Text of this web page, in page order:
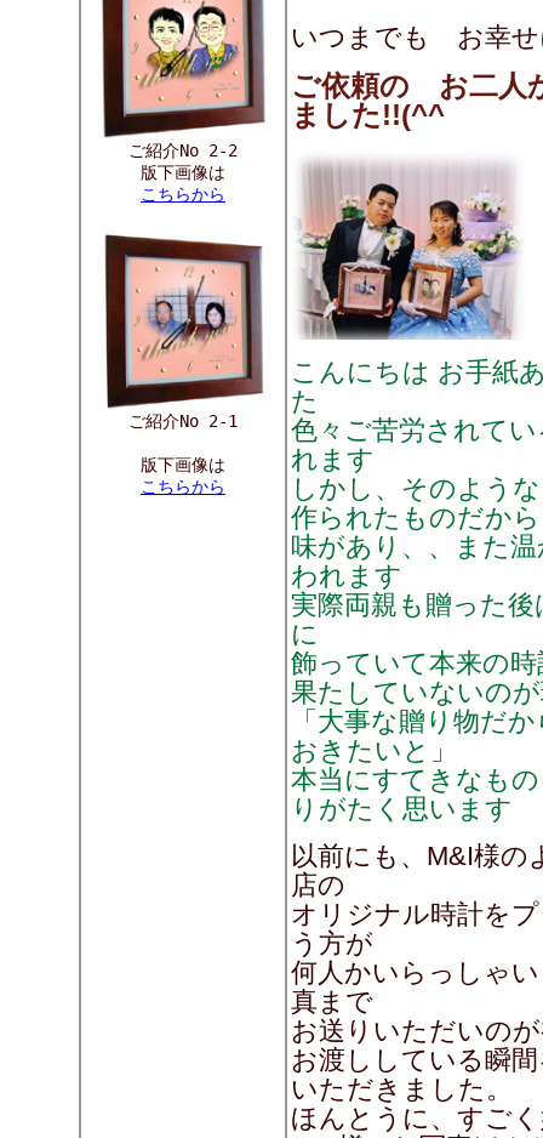
ご紹介No 2-2
版下画像は
こちらから
ご紹介No 2-1
版下画像は
こちらから
いつまでも お幸せ
ご依頼の お二人
ました!!(^^
こんにちは お手紙
た
色々ご苦労されて
れます
しかし、そのよう
作られたものだか
味があり、、また
われます
実際両親も贈った
に
飾っていて本来の
果たしていないの
「大事な贈り物だ
おきたいと」
本当にすてきなも
りがたく思います
以前にも、M&I様
店の
オリジナル時計を
う方が
何人かいらっしゃ
真まで
お送りいただいの
お渡ししている瞬
いただきました。
ほんとうに、すご